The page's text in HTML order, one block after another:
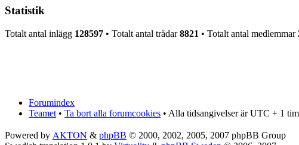
Statistik
Totalt antal inlägg 128597 • Totalt antal trådar8821 • Totalt antal medlemmar
Forumindex
Teamet • Ta bort alla forumcookies • Alla tidsangivelser är UTC + 1
Powered by AKTON & phpBB © 2000, 2002, 2005, 2007 phpBB Group